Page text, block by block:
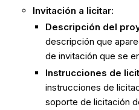
Invitación a licitar:
Descripción del
descripción que
de invitación que se
Instrucciones de
instrucciones de
soporte de licitación